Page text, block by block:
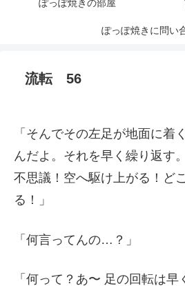
ぽっぽ焼きの部屋
ぽっぽ焼きに問い
流転 56
「そんでその左足が地面に着
んだよ。それを早く繰り返す
不思議！空へ駆け上がる！ど
る！」
「何言ってんの…？」
「何って？あ〜 足の回転は